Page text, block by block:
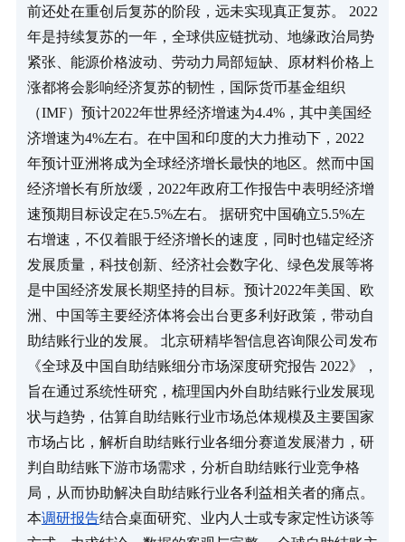
前还处在重创后复苏的阶段，远未实现真正复苏。 2022
年是持续复苏的一年，全球供应链扰动、地缘政治局势
紧张、能源价格波动、劳动力局部短缺、原材料价格上
涨都将会影响经济复苏的韧性，国际货币基金组织
（IMF）预计2022年世界经济增速为4.4%，其中美国经
济增速为4%左右。在中国和印度的大力推动下，2022
年预计亚洲将成为全球经济增长最快的地区。然而中国
经济增长有所放缓，2022年政府工作报告中表明经济增
速预期目标设定在5.5%左右。 据研究中国确立5.5%左
右增速，不仅着眼于经济增长的速度，同时也锚定经济
发展质量，科技创新、经济社会数字化、绿色发展等将
是中国经济发展长期坚持的目标。预计2022年美国、欧
洲、中国等主要经济体将会出台更多利好政策，带动自
助结账行业的发展。 北京研精毕智信息咨询限公司发布
《全球及中国自助结账细分市场深度研究报告 2022》，
旨在通过系统性研究，梳理国内外自助结账行业发展现
状与趋势，估算自助结账行业市场总体规模及主要国家
市场占比，解析自助结账行业各细分赛道发展潜力，研
判自助结账下游市场需求，分析自助结账行业竞争格
局，从而协助解决自助结账行业各利益相关者的痛点。
本调研报告结合桌面研究、业内人士或专家定性访谈等